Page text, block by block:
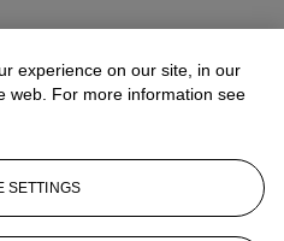
experience on our site, in our
web. For more information see
SETTINGS